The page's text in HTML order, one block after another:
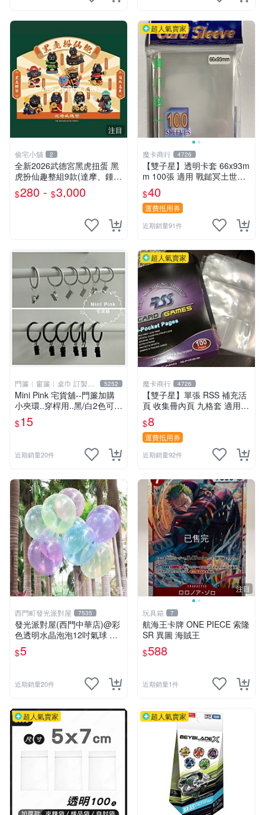
注目
偷宅小舖 2
￼全新2026武德宮黑虎扭蛋 黑
虎扮仙趣整組9款(達摩、鍾
馗、神農大帝、地藏王、三太
子、關公、觀音、太陽星君、
$280 - $3,000
超人氣賣家
魔卡商行 4726
【雙子星】透明卡套 66x93m
m 100張 適用 戰鎚冥土世界
希德塔 卡片 第1層
$40
運費抵用券
近期銷量91件
門簾︱窗簾︱桌巾 訂製販
售
5252
Mini Pink 宅貨舖--門簾加購
小夾環..穿桿用..黑/白2色可選
【K000】不單獨販售
$15
近期銷量20件
超人氣賣家
魔卡商行 4726
【雙子星】單張 RSS 補充活
頁 收集冊內頁 九格套 適用 P
TCG ws 鋼彈 迪士尼 柯南 哥
吉拉
$8
運費抵用券
近期銷量92件
西門町發光派對屋 7535
發光派對屋(西門中華店)@彩
色透明水晶泡泡12吋氣球 透
明彩色氣球
$5
近期銷量20件
注目
已售完
玩具箱 7
航海王卡牌 ONE PIECE 索隆
SR 異圖 海賊王
$588
近期銷量1件
超人氣賣家 超人氣賣家